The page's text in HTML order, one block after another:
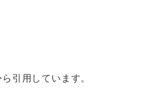
引用しています。